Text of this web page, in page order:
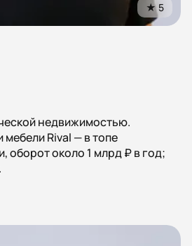
★5
недвижимостью.
Rival — в топе
оборот около 1 млрд ₽ в год;